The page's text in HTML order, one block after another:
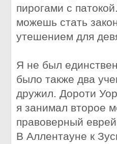
пирогами с
можешь стать
утешением для
Я не был
было также два
дружил. Дороти
я занимал второе
правоверный
В Аллентауне к